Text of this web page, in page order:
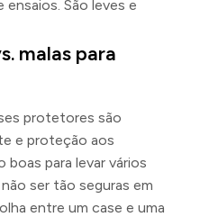
ensaios. São leves e
malas para
protetores são
e proteção aos
boas para levar vários
ser tão seguras em
entre um case e uma